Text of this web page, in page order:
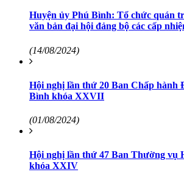
Huyện ủy Phú Bình: Tổ chức quán
văn bản đại hội đảng bộ các cấp
(14/08/2024)
Hội nghị lần thứ 20 Ban Chấp hành
Bình khóa XXVII
(01/08/2024)
Hội nghị lần thứ 47 Ban Thường vụ
khóa XXIV